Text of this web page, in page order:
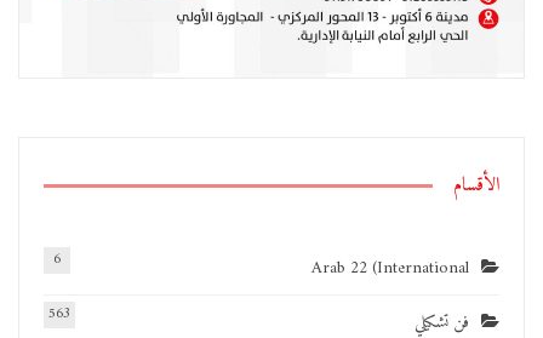
الأقسام
Arab 22 (International
6
فن تشكيلي 563